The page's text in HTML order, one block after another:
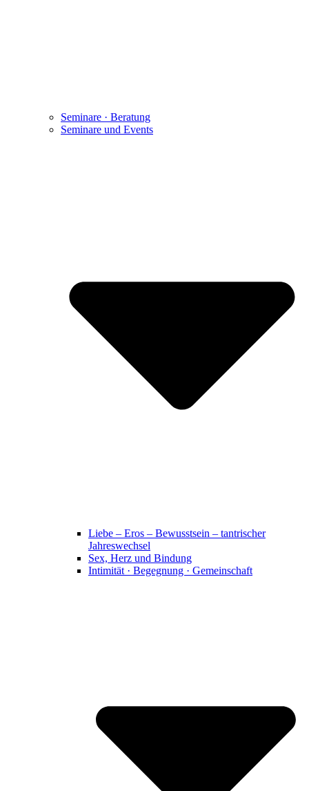
Seminare · Beratung
Seminare und Events
Liebe – Eros – Bewusstsein – tantrischer
Jahreswechsel
Sex, Herz und Bindung
Intimität · Begegnung · Gemeinschaft